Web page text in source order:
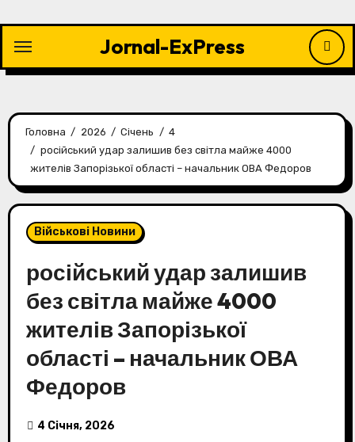
контенту
Jornal-ExPress
Головна 2026 Січень
4
російський удар залишив без світла майже 4000
жителів Запорізької області – начальник ОВА Федоров
Військові Новини
російський удар залишив
без світла майже 4000
жителів Запорізької
області – начальник ОВА
Федоров
4 Січня, 2026